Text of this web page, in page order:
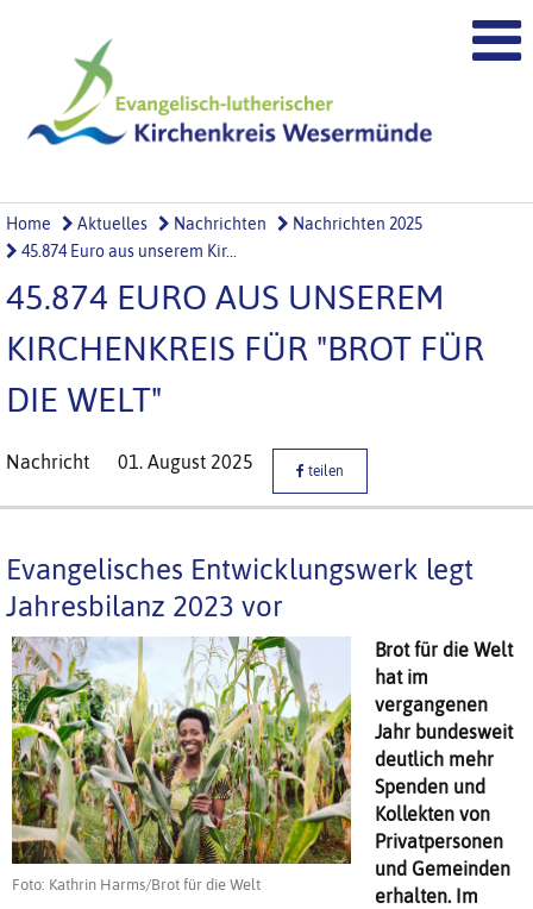
Home Aktuelles Nachrichten
Nachrichten 2025
45.874 Euro aus unserem Kir...
45.874 EURO AUS UNSEREM
KIRCHENKREIS FÜR "BROT FÜR
DIE WELT"
Nachricht 01. August 2025 teilen
Evangelisches Entwicklungswerk legt
Jahresbilanz 2023 vor
Foto: Kathrin Harms/Brot für die Welt
Brot für die Welt
hat im
vergangenen
Jahr bundesweit
deutlich mehr
Spenden und
Kollekten von
Privatpersonen
und Gemeinden
erhalten. Im